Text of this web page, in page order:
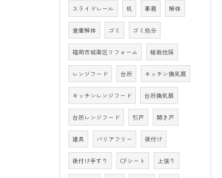
スライドレール 机 事務 解体
倉庫解体 ゴミ ゴミ処分
福岡市城南区リフォーム 植栽伐採
レンジフード 台所 キッチン換気扇
キッチンレンジフード 台所換気扇
台所レンジフード 引戸 開き戸
建具 バリアフリー 後付け
後付け手すり CFシート 上張り